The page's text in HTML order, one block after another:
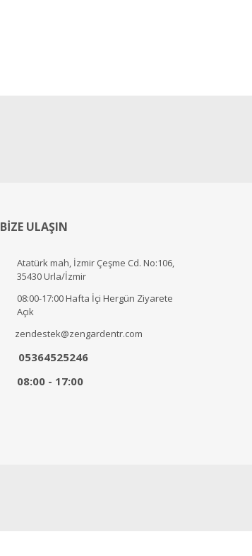
BİZE ULAŞIN
Atatürk mah, İzmir Çeşme Cd. No:106,
35430 Urla/İzmir
08:00-17:00 Hafta İçi Hergün Ziyarete
Açık
zendestek@zengardentr.com
05364525246
08:00 - 17:00